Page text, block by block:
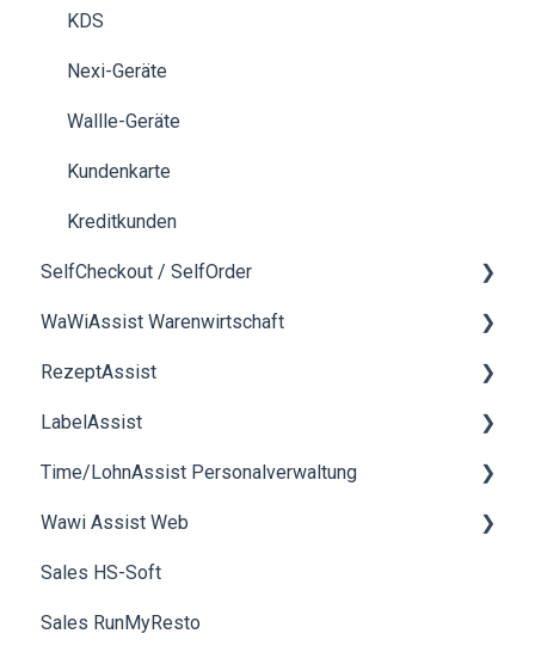
Dokumente
TSE
Abschluss
Mediacenter
Kundenkarten
Verwendung der Kasse
Benutzerverwaltung
Kassenbuch
Zahlung
Statistiken
Schnittstellen
Datev
Kreditkunden
KDS
Nexi-Geräte
Wallle-Geräte
Kundenkarte
Kreditkunden
SelfCheckout / SelfOrder
Allgemein
WaWiAssist Warenwirtschaft
Allgemeines
Angebote
Bestellungen
Rechnungen
Produktion
bakery2b
RezeptAssist
Rezeptverwaltung
smartScale
Rohstoffverwaltung
Inventar
Allgemeines
LabelAssist
Allgemein
Time/LohnAssist Personalverwaltung
Allgemein
Zeiterfassung
Lohn
Wawi Assist Web
Kundenverwaltung
Artikelverwaltung
Sales HS-Soft
Sales RunMyResto